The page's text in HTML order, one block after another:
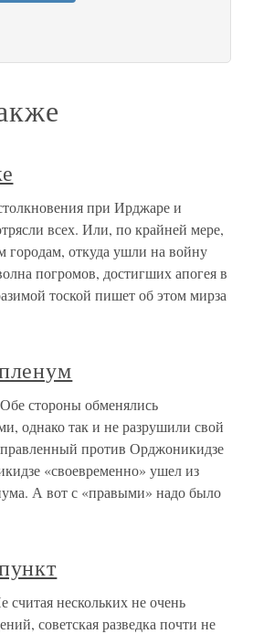
при Ирджаре и
всех. Или, по крайней мере,
откуда ушли на войну
погромов, достигших апогея в
тоской пишет об этом мирза
стороны обменялись
однако так и не разрушили свой
против Орджоникидзе
«своевременно» ушел из
А вот с «правыми» надо было
нескольких не очень
советская разведка почти не